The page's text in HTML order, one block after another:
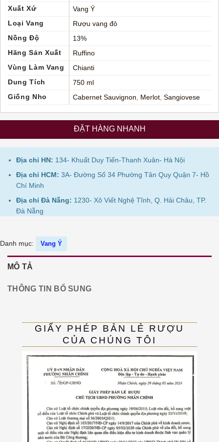
Xuất Xứ
Vang Ý
Loại Vang
Rượu vang đỏ
Nồng Độ
13%
Hãng Sản Xuất
Ruffino
Vùng Làm Vang
Chianti
Dung Tích
750 ml
Giống Nho
Cabernet Sauvignon Merlot, Sangiovese
ĐẶT HÀNG NHANH
Địa chỉ HN: 134- Khuất Duy Tiến-Thanh Xuân- Hà Nội
Địa chỉ HCM: 3A- Đường Số 34 Phường Tân Quy Quận 7- Hồ
Chí Minh
Địa chỉ Đà Nẵng: 1230- Xô Viết Nghệ Tĩnh, Q. Hải Châu, TP.
Đà Nẵng
Danh mục: Vang Ý
MÔ TẢ
THÔNG TIN BỔ SUNG
GIẤY PHÉP BẢN LẺ RƯỢU
CỦA CHÚNG TÔI